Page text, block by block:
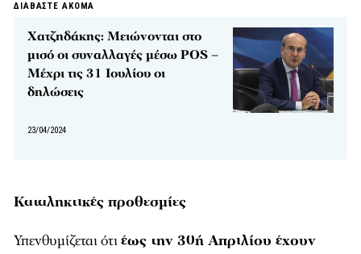
ΔΙΑΒΑΣΤΕ ΑΚΟΜΑ
Χατζηδάκης: Μειώνονται στο
μισό οι συναλλαγές μέσω POS –
Μέχρι τις 31 Ιουλίου οι
δηλώσεις
23/04/2024
Καταληκτικές προθεσμίες
Υπενθυμίζεται ότιέως την 30ή Απριλίου έχουν